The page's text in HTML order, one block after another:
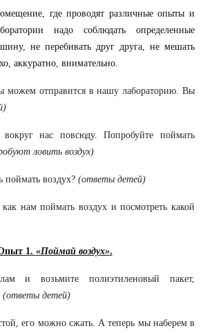
где проводят различные опыты и
надо соблюдать определенные
не перебивать друг друга, не мешать
аккуратно, внимательно.
можем отправится в нашу лабораторию. Вы
нас повсюду. Попробуйте поймать
ловить воздух)
поймать воздух? (ответы детей)
нам поймать воздух и посмотреть какой
1. «Поймай воздух».
и возьмите полиэтиленовый пакет,
(ответы детей)
его можно сжать. А теперь мы наберем в